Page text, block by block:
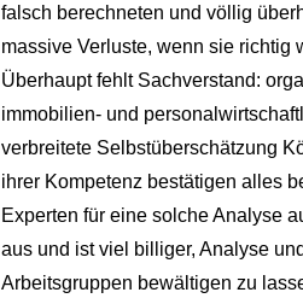
falsch berechneten und völlig
massive Verluste, wenn sie richtig
Überhaupt fehlt Sachverstand:
immobilien- und
verbreitete Selbstüberschätzung
ihrer Kompetenz bestätigen alles
Experten für eine solche Analyse
aus und ist viel billiger, Analyse
Arbeitsgruppen bewältigen zu